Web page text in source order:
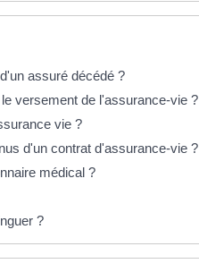
assuré décédé ?
versement de l'assurance-vie ?
vie ?
d'un contrat d'assurance-vie ?
médical ?
?